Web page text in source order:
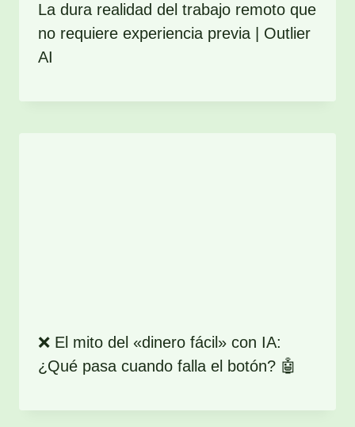
La dura realidad del trabajo remoto que
no requiere experiencia previa | Outlier
AI
❌ El mito del «dinero fácil» con IA:
¿Qué pasa cuando falla el botón? 🤖